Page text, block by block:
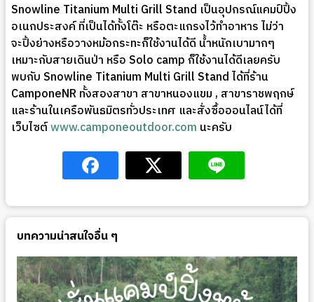
Snowline Titanium Multi Grill Stand เป็นอุปกรณ์แคมป์ปิ้ง
อเนกประสงค์ ที่เป็นได้ทั้งโต๊ะ หรือตะแกรงไว้ทำอาหาร ไม่ว่า
จะปิ้งย่างหรือวางหม้อกระทะก็ใช้งานได้ดี น้ำหนักเบามากๆ
เหมาะกับสายเดินป่า หรือ Solo camp ก็ใช้งานได้ดีเลยครับ
พบกับ Snowline Titanium Multi Grill Stand ได้ที่ร้าน
CamponeNR ทั้งสองสาขา สาขาหนองแขม , สาขาราชพฤกษ์
และร้านในเครือพันธมิตรทั่วประเทศ และสั่งซื้อออนไลน์ได้ที่
เว็บไซต์www.camponeoutdoor.com นะครับ
บทความน่าสนใจอื่น ๆ